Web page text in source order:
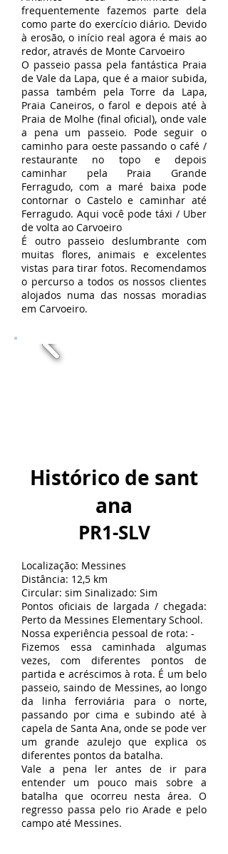
frequentemente fazemos parte dela
como parte do exercício diário. Devido
à erosão, o início real agora é mais ao
redor, através de Monte Carvoeiro
O passeio passa pela fantástica Praia
de Vale da Lapa, que é a maior subida,
passa também pela Torre da Lapa,
Praia Caneiros, o farol e depois até à
Praia de Molhe (final oficial), onde vale
a pena um passeio. Pode seguir o
caminho para oeste passando o café /
restaurante no topo e depois
caminhar pela Praia Grande
Ferragudo, com a maré baixa pode
contornar o Castelo e caminhar até
Ferragudo. Aqui você pode táxi / Uber
de volta ao Carvoeiro
É outro passeio deslumbrante com
muitas flores, animais e excelentes
vistas para tirar fotos. Recomendamos
o percurso a todos os nossos clientes
alojados numa das nossas moradias
em Carvoeiro.
Histórico de sant
ana
PR1-SLV
Localização: Messines
Distância: 12,5 km
Circular: sim Sinalizado: Sim
Pontos oficiais de largada / chegada:
Perto da Messines Elementary School.
Nossa experiência pessoal de rota: -
Fizemos essa caminhada algumas
vezes, com diferentes pontos de
partida e acréscimos à rota. É um belo
passeio, saindo de Messines, ao longo
da linha ferroviária para o norte,
passando por cima e subindo até à
capela de Santa Ana, onde se pode ver
um grande azulejo que explica os
diferentes pontos da batalha.
Vale a pena ler antes de ir para
entender um pouco mais sobre a
batalha que ocorreu nesta área. O
regresso passa pelo rio Arade e pelo
campo até Messines.